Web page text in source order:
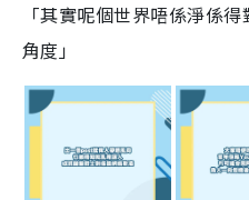
「其實呢個世界唔係淨係
角度」